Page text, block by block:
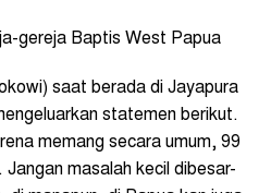
gereja Baptis West Papua
saat berada di Jayapura
statemen berikut.
memang secara umum, 99
masalah kecil dibesar-